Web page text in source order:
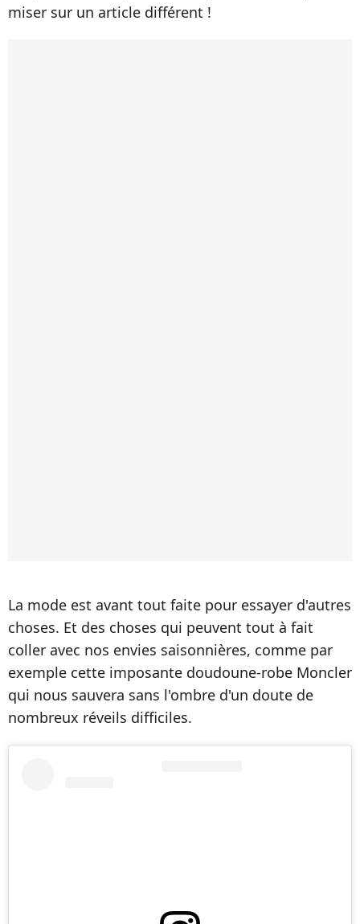
miser sur un article différent !
La mode est avant tout faite pour essayer d'autres
choses. Et des choses qui peuvent tout à fait
coller avec nos envies saisonnières, comme par
exemple cette imposante doudoune-robe Moncler
qui nous sauvera sans l'ombre d'un doute de
nombreux réveils difficiles.